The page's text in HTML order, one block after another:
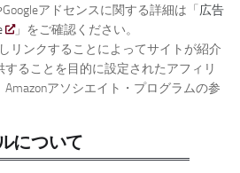
アドセンスに関する詳細は「 広告
」をご確認ください。
リンクすることによってサイトが紹介
ることを目的に設定されたアフィリ
アソシエイト・プログラムの参
について